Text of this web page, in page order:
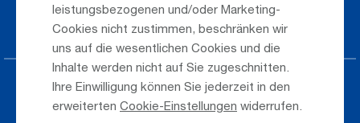
leistungsbezogenen und/oder Marketing-
Cookies nicht zustimmen, beschränken wir
uns auf die wesentlichen Cookies und die
Inhalte werden nicht auf Sie zugeschnitten.
Ihre Einwilligung können Sie jederzeit in den
erweiterten Cookie-Einstellungen widerrufen.
Jobs & Karriere
Presse